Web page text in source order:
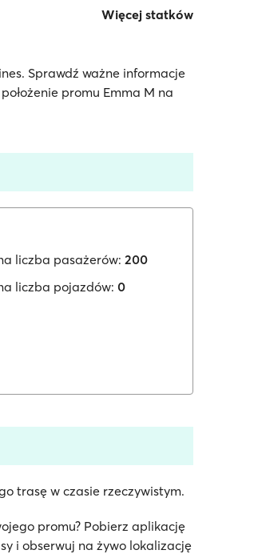
Więcej statków
Sprawdź ważne informacje
promu Emma M na
liczba pasażerów: 200
liczba pojazdów: 0
trasę w czasie rzeczywistym.
promu? Pobierz aplikację
i obserwuj na żywo lokalizację